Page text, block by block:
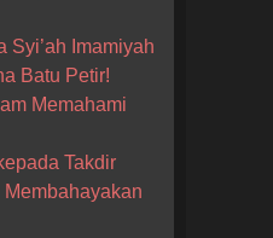
Syi’ah Imamiyah
Batu Petir!
Memahami
Takdir